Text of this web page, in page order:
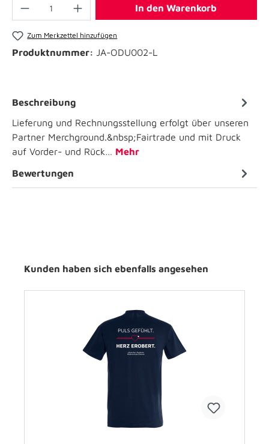
In den Warenkorb
Zum Merkzettel hinzufügen
Produktnummer: JA-ODU002-L
Beschreibung
Lieferung und Rechnungsstellung erfolgt über unseren
Partner Merchground.&nbsp;Fairtrade und mit Druck
auf Vorder- und Rück… Mehr
Bewertungen
Kunden haben sich ebenfalls angesehen